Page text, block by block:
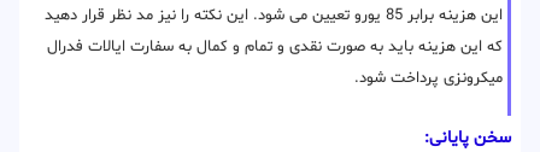
این هزینه برابر 85 یورو تعیین می شود. این نکته را نیز مد نظر قرار دهید
که این هزینه باید به صورت نقدی و تمام و کمال به سفارت ایالات فدرال
میکرونزی پرداخت شود.
سخن پایانی: